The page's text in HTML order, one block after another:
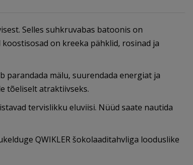
Selles suhkruvabas batoonis on
on kreeka pähklid, rosinad ja
parandada mälu, suurendada energiat ja
tõeliselt atraktiivseks.
tervislikku eluviisi. Nüüd saate nautida
QWIKLER šokolaaditahvliga looduslike